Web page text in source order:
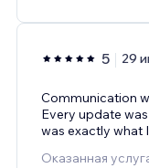
5 29
Communication
Every update
was exactly what
Оказанная